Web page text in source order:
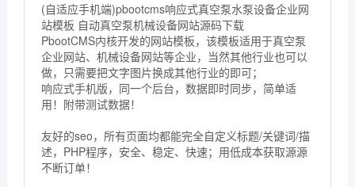
(自适应手机端)pbootcms响应式真空泵水泵设备企业网
站模板 自动真空泵机械设备网站源码下载
PbootCMS内核开发的网站模板，该模板适用于真空泵
企业网站、机械设备网站等企业，当然其他行业也可以
做，只需要把文字图片换成其他行业的即可；
响应式手机版，同一个后台，数据即时同步，简单适
用！附带测试数据！
友好的seo，所有页面均都能完全自定义标题/关键词/描
述，PHP程序，安全、稳定、快速；用低成本获取源源
不断订单！